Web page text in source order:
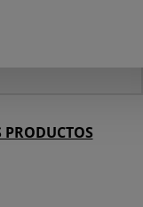
PRODUCTOS